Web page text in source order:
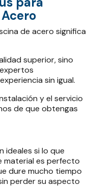
de acero significa
superior, sino
sin igual.
y el servicio
de que obtengas
ideales si lo que
material es perfecto
dure mucho tiempo
perder su aspecto